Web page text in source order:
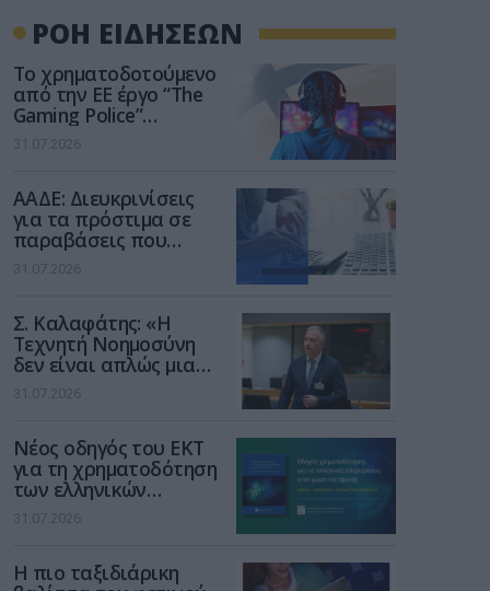
ΡΟΗ ΕΙΔΗΣΕΩΝ
Το χρηματοδοτούμενο
από την ΕΕ έργο “The
Gaming Police”
ενισχύει την ασφάλεια
των παιδιών στο
31.07.2026
ΑΑΔΕ: Διευκρινίσεις
για τα πρόστιμα σε
παραβάσεις που
αφορούν τους ΦΗΜ
31.07.2026
Σ. Καλαφάτης: «Η
Τεχνητή Νοημοσύνη
δεν είναι απλώς μια
νέα τεχνολογία, είναι
μια νέα βιομηχανική
31.07.2026
Νέος οδηγός του ΕΚΤ
για τη χρηματοδότηση
των ελληνικών
επιχειρήσεων στον
χώρο της άμυνας
31.07.2026
Η πιο ταξιδιάρικη